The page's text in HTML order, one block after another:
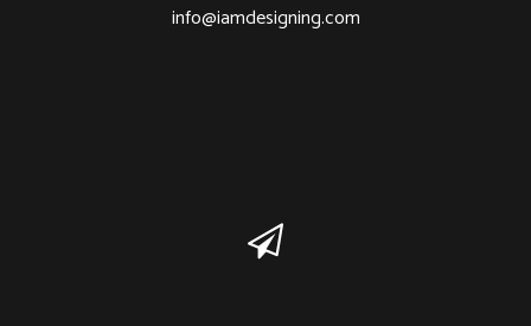
info@iamdesigning.com